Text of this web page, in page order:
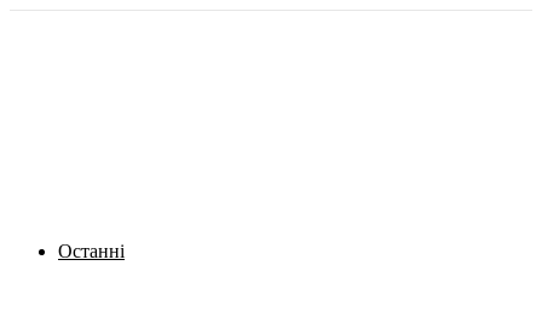
Останні